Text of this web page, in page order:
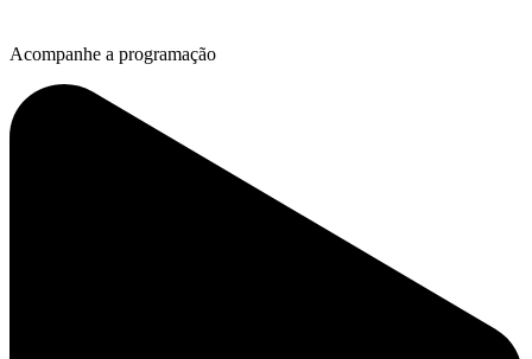
Acompanhe a programação